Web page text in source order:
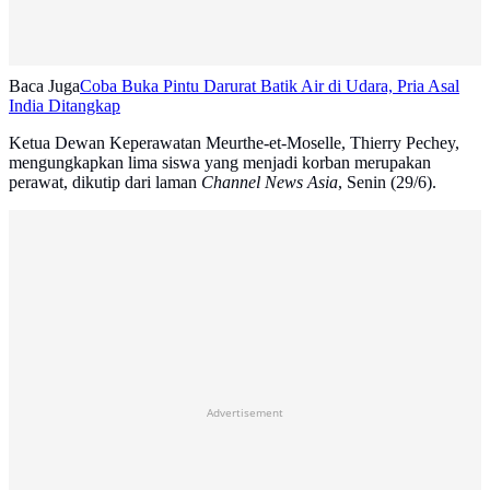
Baca JugaCoba Buka Pintu Darurat Batik Air di Udara, Pria Asal
India Ditangkap
Ketua Dewan Keperawatan Meurthe-et-Moselle, Thierry Pechey,
mengungkapkan lima siswa yang menjadi korban merupakan
perawat, dikutip dari laman Channel News Asia, Senin (29/6).
Advertisement